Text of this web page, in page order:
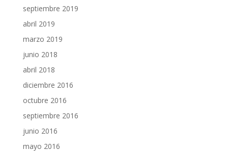
septiembre 2019
abril 2019
marzo 2019
junio 2018
abril 2018
diciembre 2016
octubre 2016
septiembre 2016
junio 2016
mayo 2016